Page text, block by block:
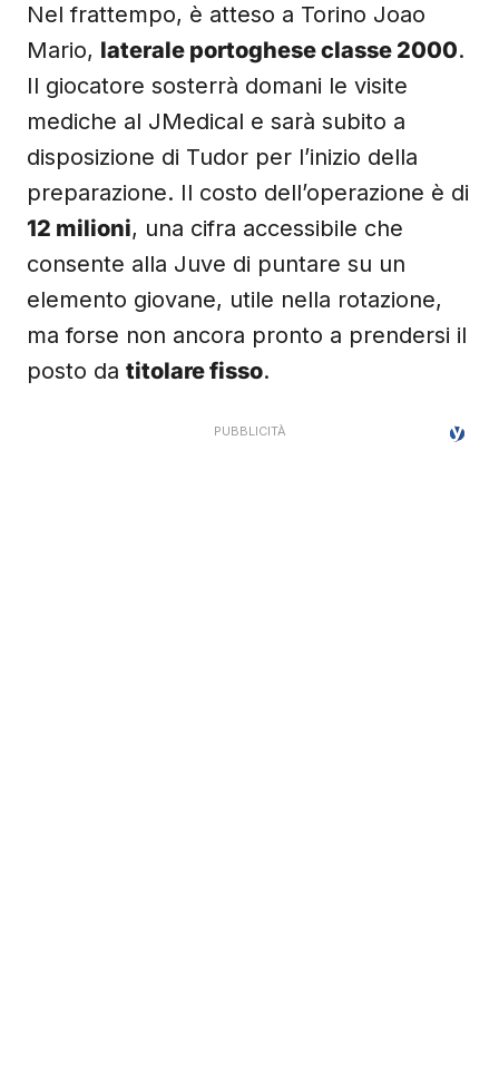
Nel frattempo, è atteso a Torino Joao
Mario, laterale portoghese classe 2000.
Il giocatore sosterrà domani le visite
mediche al JMedical e sarà subito a
disposizione di Tudor per l’inizio della
preparazione. Il costo dell’operazione è di
12 milioni, una cifra accessibile che
consente alla Juve di puntare su un
elemento giovane, utile nella rotazione,
ma forse non ancora pronto a prendersi il
posto da titolare fisso.